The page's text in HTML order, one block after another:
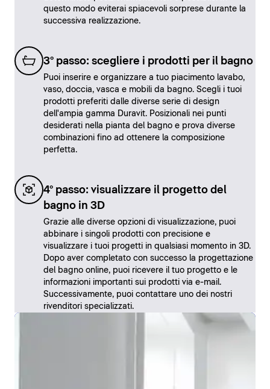
questo modo eviterai spiacevoli sorprese durante la
successiva realizzazione.
3° passo: scegliere i prodotti per il bagno
Puoi inserire e organizzare a tuo piacimento lavabo,
vaso, doccia, vasca e mobili da bagno. Scegli i tuoi
prodotti preferiti dalle diverse serie di design
dell'ampia gamma Duravit. Posizionali nei punti
desiderati nella pianta del bagno e prova diverse
combinazioni fino ad ottenere la composizione
perfetta.
4° passo: visualizzare il progetto del
bagno in 3D
Grazie alle diverse opzioni di visualizzazione, puoi
abbinare i singoli prodotti con precisione e
visualizzare i tuoi progetti in qualsiasi momento in 3D.
Dopo aver completato con successo la progettazione
del bagno online, puoi ricevere il tuo progetto e le
informazioni importanti sui prodotti via e-mail.
Successivamente, puoi contattare uno dei nostri
rivenditori specializzati.